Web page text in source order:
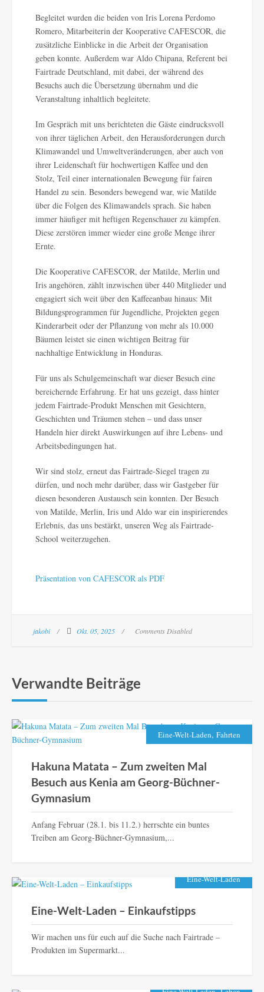
Begleitet wurden die beiden von Iris Lorena Perdomo
Romero, Mitarbeiterin der Kooperative CAFESCOR, die
zusätzliche Einblicke in die Arbeit der Organisation
geben konnte. Außerdem war Aldo Chipana, Referent bei
Fairtrade Deutschland, mit dabei, der während des
Besuchs auch die Übersetzung übernahm und die
Veranstaltung inhaltlich begleitete.
Im Gespräch mit uns berichteten die Gäste eindrucksvoll
von ihrer täglichen Arbeit, den Herausforderungen durch
Klimawandel und Umweltveränderungen, aber auch von
ihrer Leidenschaft für hochwertigen Kaffee und den
Stolz, Teil einer internationalen Bewegung für fairen
Handel zu sein. Besonders bewegend war, wie Matilde
über die Folgen des Klimawandels sprach. Sie haben
immer häufiger mit heftigen Regenschauer zu kämpfen.
Diese zerstören immer wieder eine große Menge ihrer
Ernte.
Die Kooperative CAFESCOR, der Matilde, Merlin und
Iris angehören, zählt inzwischen über 440 Mitglieder und
engagiert sich weit über den Kaffeeanbau hinaus: Mit
Bildungsprogrammen für Jugendliche, Projekten gegen
Kinderarbeit oder der Pflanzung von mehr als 10.000
Bäumen leistet sie einen wichtigen Beitrag für
nachhaltige Entwicklung in Honduras.
Für uns als Schulgemeinschaft war dieser Besuch eine
bereichernde Erfahrung. Er hat uns gezeigt, dass hinter
jedem Fairtrade-Produkt Menschen mit Gesichtern,
Geschichten und Träumen stehen – und dass unser
Handeln hier direkt Auswirkungen auf ihre Lebens- und
Arbeitsbedingungen hat.
Wir sind stolz, erneut das Fairtrade-Siegel tragen zu
dürfen, und noch mehr darüber, dass wir Gastgeber für
diesen besonderen Austausch sein konnten. Der Besuch
von Matilde, Merlin, Iris und Aldo war ein inspirierendes
Erlebnis, das uns bestärkt, unseren Weg als Fairtrade-
School weiterzugehen.
Präsentation von CAFESCOR als PDF
jakobi Okt. 05, 2025 Comments Disabled
Verwandte Beiträge
Eine-Welt-Laden, Fahrten
Hakuna Matata – Zum zweiten Mal
Besuch aus Kenia am Georg-Büchner-
Gymnasium
Anfang Februar (28.1. bis 11.2.) herrschte ein buntes
Treiben am Georg-Büchner-Gymnasium,...
Eine-Welt-Laden
Eine-Welt-Laden – Einkaufstipps
Wir machen uns für euch auf die Suche nach Fairtrade –
Produkten im Supermarkt...